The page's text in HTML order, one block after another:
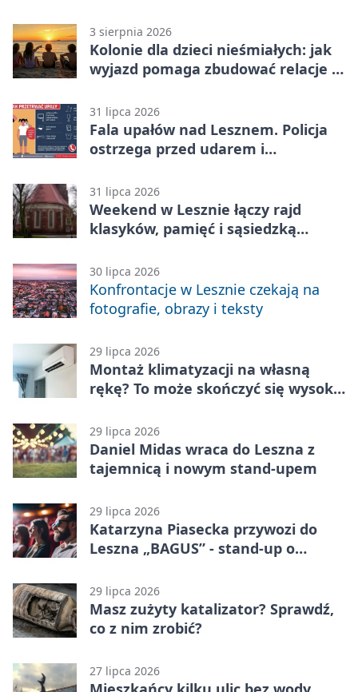
3 sierpnia 2026
Kolonie dla dzieci nieśmiałych: jak
wyjazd pomaga zbudować relacje z
31 lipca 2026
Fala upałów nad Lesznem. Policja
ostrzega przed udarem i
31 lipca 2026
Weekend w Lesznie łączy rajd
klasyków, pamięć i sąsiedzką
30 lipca 2026
Konfrontacje w Lesznie czekają na
fotografie, obrazy i teksty
29 lipca 2026
Montaż klimatyzacji na własną
rękę? To może skończyć się wysoką
29 lipca 2026
Daniel Midas wraca do Leszna z
tajemnicą i nowym stand-upem
29 lipca 2026
Katarzyna Piasecka przywozi do
Leszna „BAGUS” - stand-up o
29 lipca 2026
Masz zużyty katalizator? Sprawdź,
co z nim zrobić?
27 lipca 2026